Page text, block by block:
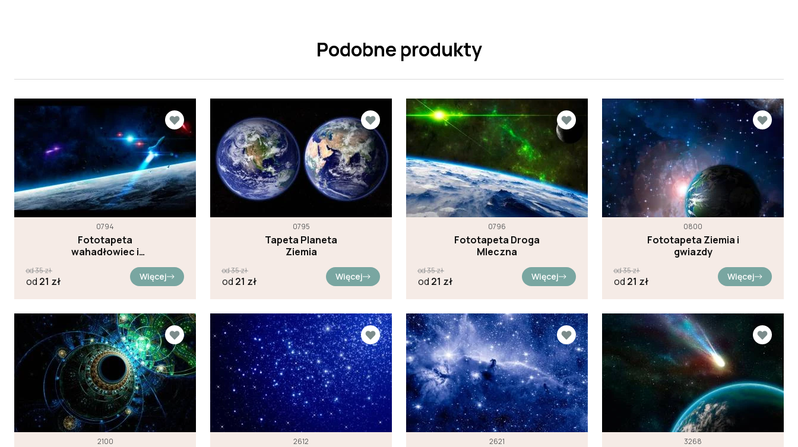
Podobne produkty
0794
Fototapeta
wahadłowiec i
od35zł
od 21 zł Więcej
0795
Tapeta Planeta
Ziemia
od35zł
od 21 zł Więcej
0796
Fototapeta Droga
Mleczna
od35zł
od 21 zł Więcej
0800
Fototapeta Ziemia i
gwiazdy
od35zł
od 21 zł Więcej
2100 2612 2621 3268